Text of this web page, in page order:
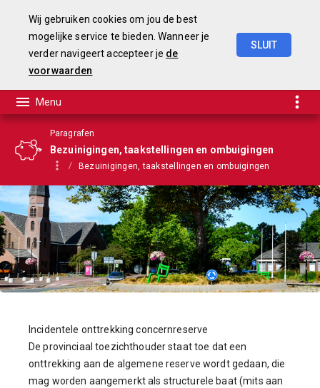
Wij gebruiken cookies om jou de best
mogelijke service te bieden. Wanneer je
verder navigeert accepteer je de
voorwaarden
SLUIT
Paragrafen
Bezuinigingen, taakstellingen en ombuigingen
Bezuinigingen, taakstellingen en ombuigingen
Incidentele onttrekking concernreserve
De provinciaal toezichthouder staat toe dat een
onttrekking aan de algemene reserve wordt gedaan, die
mag worden aangemerkt als structurele baat (mits aan